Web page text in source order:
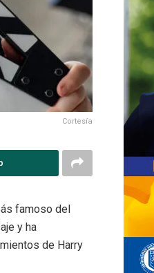
Cortesía
famoso del
y ha
de Harry